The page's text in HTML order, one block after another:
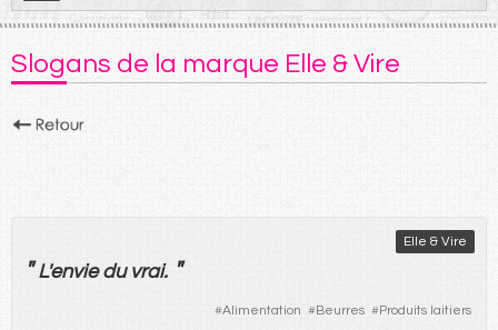
au
contenu
Slogans de la marque Elle & Vire
Elle & Vire
"L'envie du vrai. "
#Alimentation #Beurres #Produits laitiers